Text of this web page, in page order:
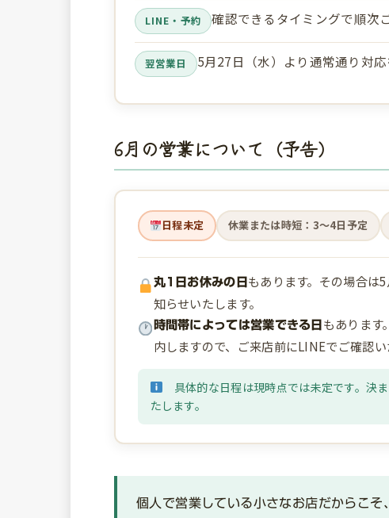
LINE・予約 確認できるタイミングで順次
翌営業日 5月27日（水）より通常通り対
6月の営業について（予告）
日程未定 休業または時短：3〜4日予定
丸1日お休みの日 もあります。その場合は
知らせいたします。
時間帯によっては営業できる日 もあります
内しますので、ご来店前にLINEでご確認い
具体的な日程は現時点では未定です。決
たします。
個人で営業している小さなお店だからこそ